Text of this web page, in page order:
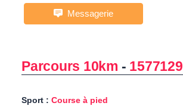
Messagerie
Parcours 10km - 1577129
Sport : Course à pied